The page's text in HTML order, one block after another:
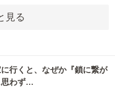
見る
行くと、なぜか『鎖に繋が
わず…